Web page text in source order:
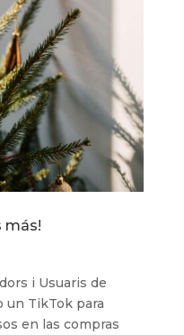
más!
i Usuaris de
un TikTok para
en las compras